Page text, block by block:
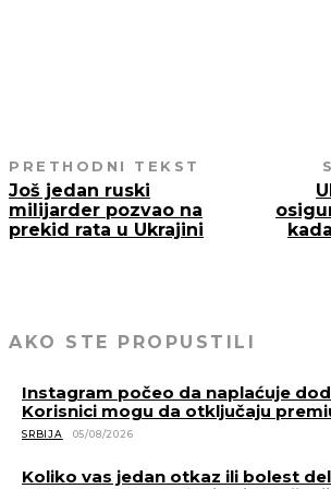
PRETHODNI TEKST
Još jedan ruski
milijarder pozvao na
prekid rata u Ukrajini
AKO STE PROPUSTILI
Instagram počeo da naplaćuje
Korisnici mogu da otključaju
SRBIJA 05/08/2026
Koliko vas jedan otkaz ili bolest